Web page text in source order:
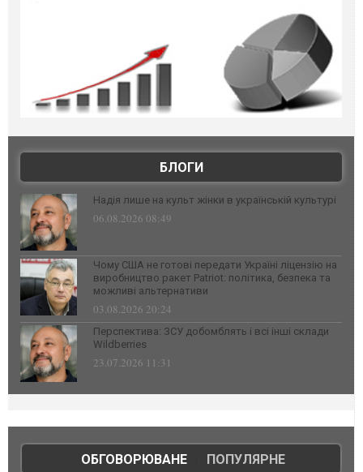
БЛОГИ
Надія лише на культ жінки в українській культурі
06.08.2026 08:49
Чому США не готові передати Україні ліцензію на
виробництво ракет Patriot: політика, безпека та
можливі альтернативи
03.08.2026 20:24
Перспектива: ЗСУ добомблять і всі інші склади
Wildberries
23.07.2026 11:31
ОБГОВОРЮВАНЕ| ПОПУЛЯРНЕ